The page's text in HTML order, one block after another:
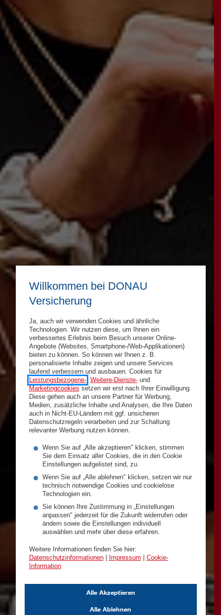
Willkommen bei DONAU
Versicherung
Ja, auch wir verwenden Cookies und ähnliche
Technologien. Wir nutzen diese, um Ihnen ein
verbessertes Erlebnis beim Besuch unserer Online-
Angebote (Websites, Smartphone-/Web-Applikationen)
bieten zu können. So können wir Ihnen z. B.
personalisierte Inhalte zeigen und unsere Services
laufend verbessern und ausbauen. Cookies für
Leistungsbezogene-, Weitere-Dienste-und
Marketingcookies setzen wir erst nach Ihrer Einwilligung.
Diese gehen auch an unsere Partner für Werbung,
Medien, zusätzliche Inhalte und Analysen, die Ihre Daten
auch in Nicht-EU-Ländern mit ggf. unsicheren
Datenschutzregeln verarbeiten und zur Schaltung
relevanter Werbung nutzen können.
Wenn Sie auf „Alle akzeptieren" klicken, stimmen
Sie dem Einsatz aller Cookies, die in den Cookie
Einstellungen aufgelistet sind, zu.
Wenn Sie auf „Alle ablehnen" klicken, setzen wir nur
technisch notwendige Cookies und cookielose
Technologien ein.
Sie können Ihre Zustimmung in „Einstellungen
anpassen" jederzeit für die Zukunft widerrufen oder
ändern sowie die Einstellungen individuell
auswählen und mehr über diese erfahren.
Weitere Informationen finden Sie hier:
Datenschutzinformationen| Impressum
Cookie-
Information
Alle Ablehnen
Alle Akzeptieren